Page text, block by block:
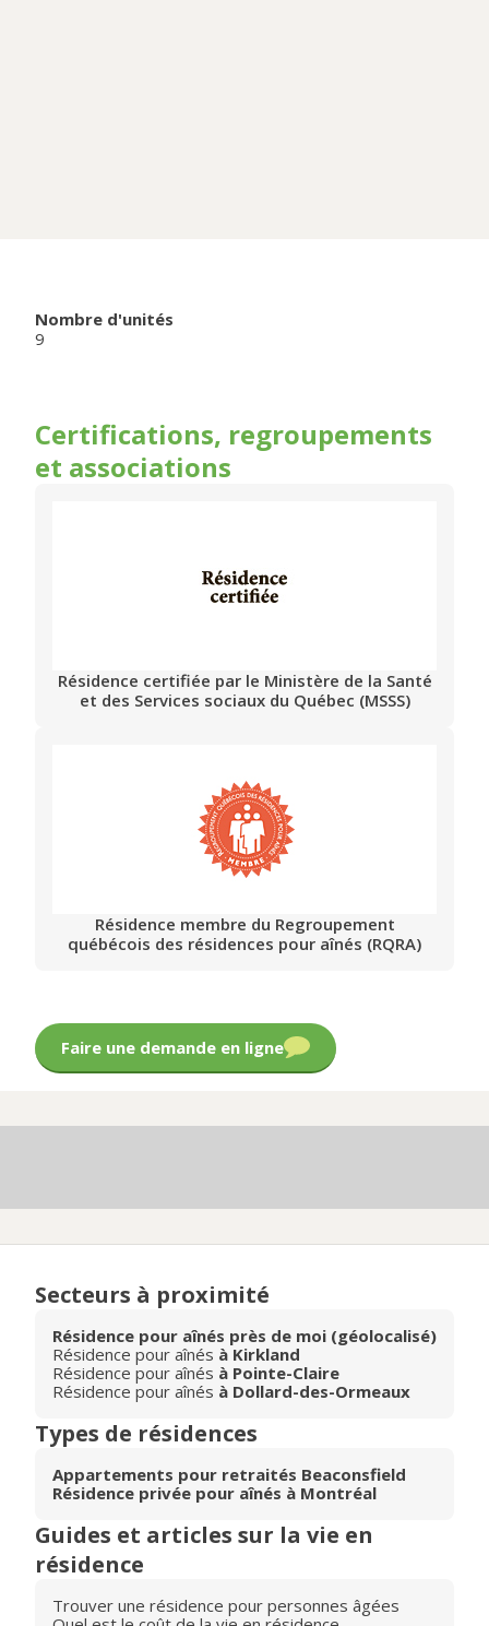
Nombre d'unités
9
Certifications, regroupements
et associations
Résidence certifiée par le Ministère de la Santé
et des Services sociaux du Québec (MSSS)
Résidence membre du Regroupement
québécois des résidences pour aînés (RQRA)
Faire une demande en ligne
Secteurs à proximité
Résidence pour aînés près de moi (géolocalisé)
Résidence pour aînés à Kirkland
Résidence pour aînés à Pointe-Claire
Résidence pour aînés à Dollard-des-Ormeaux
Types de résidences
Appartements pour retraités Beaconsfield
Résidence privée pour aînés à Montréal
Guides et articles sur la vie en
résidence
Trouver une résidence pour personnes âgées